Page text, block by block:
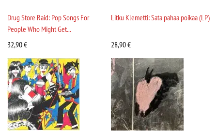
Drug Store Raid: Pop Songs For
People Who Might Get...
32,90€
Litku Klemetti: Sata pahaa poikaa (LP)
28,90€